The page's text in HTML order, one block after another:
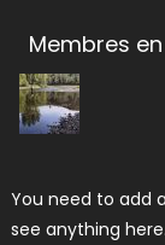
Membres
You need to add
see anything